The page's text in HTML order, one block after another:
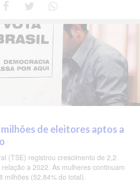
de eleitores aptos a
(TSE) registrou crescimento de 2,2
a 2022. As mulheres continuam
milhões (52,84% do total).